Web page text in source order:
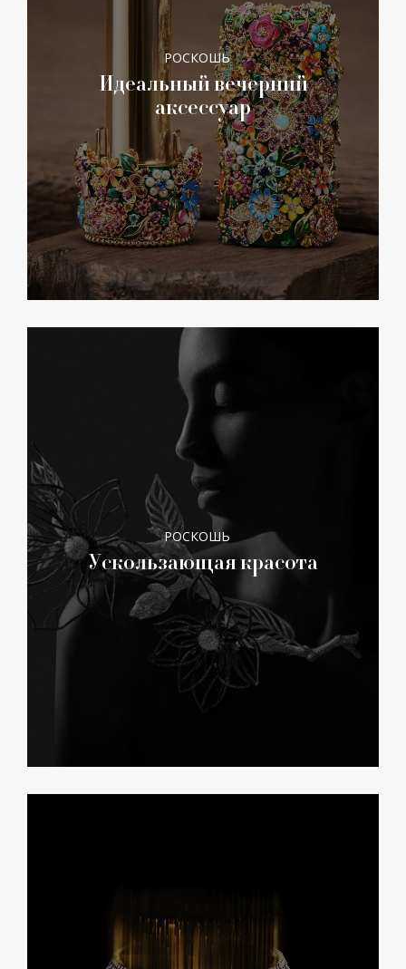
РОСКОШЬ
Идеальный вечерний
аксессуар
РОСКОШЬ
Ускользающая красота